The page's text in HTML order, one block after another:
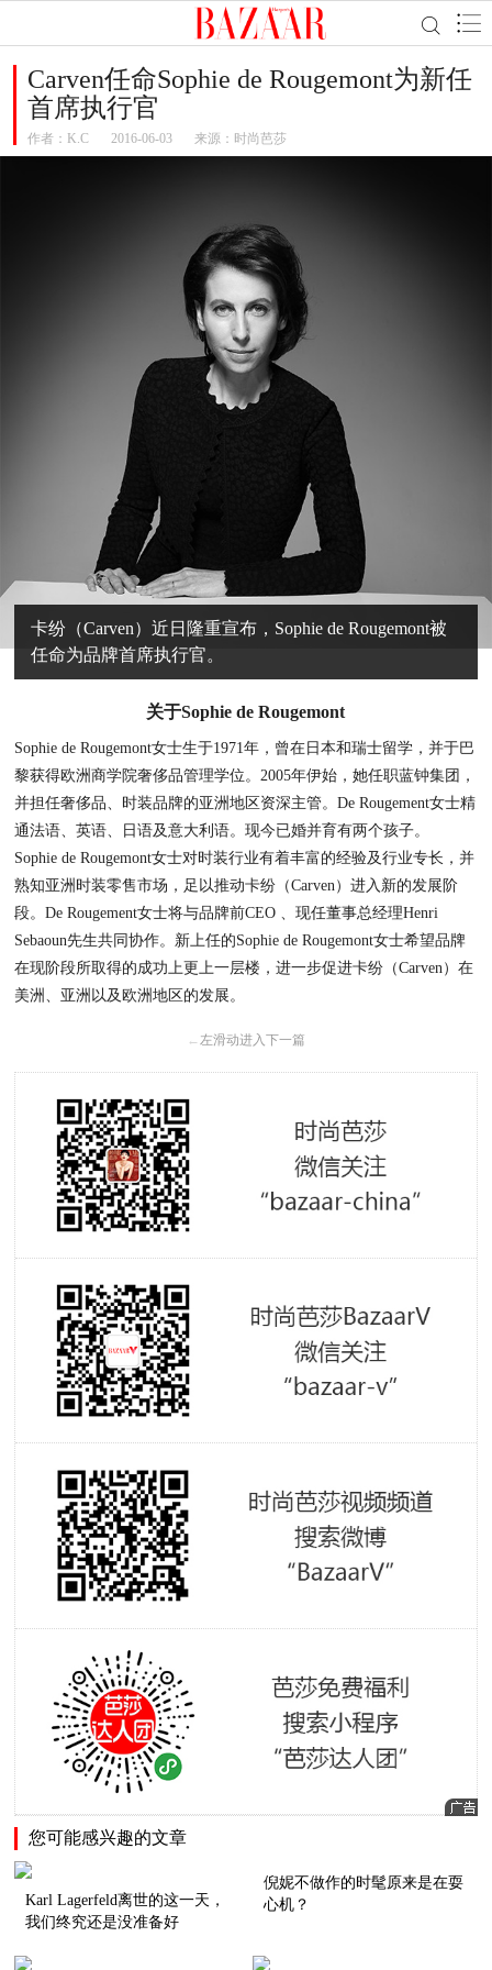
Carven任命Sophie de Rougemont为新任
首席执行官
作者： K.C 2016-06-03 来源：时尚芭莎
卡纷（Carven）近日隆重宣布，Sophie de Rougemont被
任命为品牌首席执行官。
关于Sophie de Rougemont
Sophie de Rougemont女士生于1971年，曾在日本和瑞士留学，并于巴
黎获得欧洲商学院奢侈品管理学位。2005年伊始，她任职蓝钟集团，
并担任奢侈品、时装品牌的亚洲地区资深主管。De Rougement女士精
通法语、英语、日语及意大利语。现今已婚并育有两个孩子。
Sophie de Rougemont女士对时装行业有着丰富的经验及行业专长，并
熟知亚洲时装零售市场，足以推动卡纷（Carven）进入新的发展阶
段。De Rougement女士将与品牌前CEO 、现任董事总经理Henri
Sebaoun先生共同协作。新上任的Sophie de Rougemont女士希望品牌
在现阶段所取得的成功上更上一层楼，进一步促进卡纷（Carven）在
美洲、亚洲以及欧洲地区的发展。
← 左滑动进入下一篇
您可能感兴趣的文章
Karl Lagerfeld离世的这一天，
我们终究还是没准备好
倪妮不做作的时髦原来是在耍
心机？